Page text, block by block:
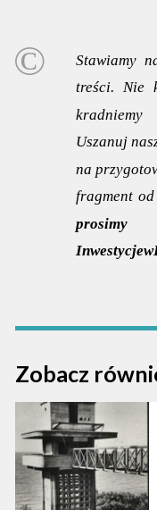
Stawiamy
treści. Nie
Uszanuj
na
fragment
Zobacz